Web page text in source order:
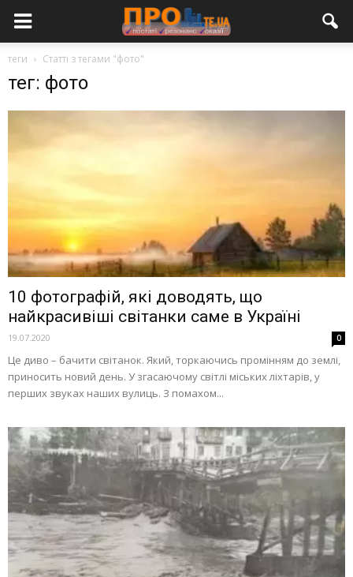
теги Статті з тегами "фото"
тег: фото
10 фотографій, які доводять, що
найкрасивіші світанки саме в Україні
19.07.2020 0
Це диво – бачити світанок. Який, торкаючись промінням до землі,
приносить новий день. У згасаючому світлі міських ліхтарів, у
перших звуках наших вулиць. З помахом...